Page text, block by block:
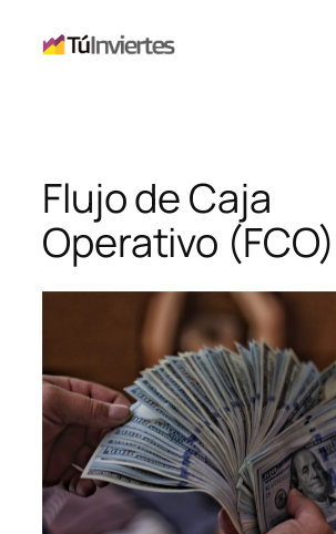
Flujo de Caja
Operativo (FCO)